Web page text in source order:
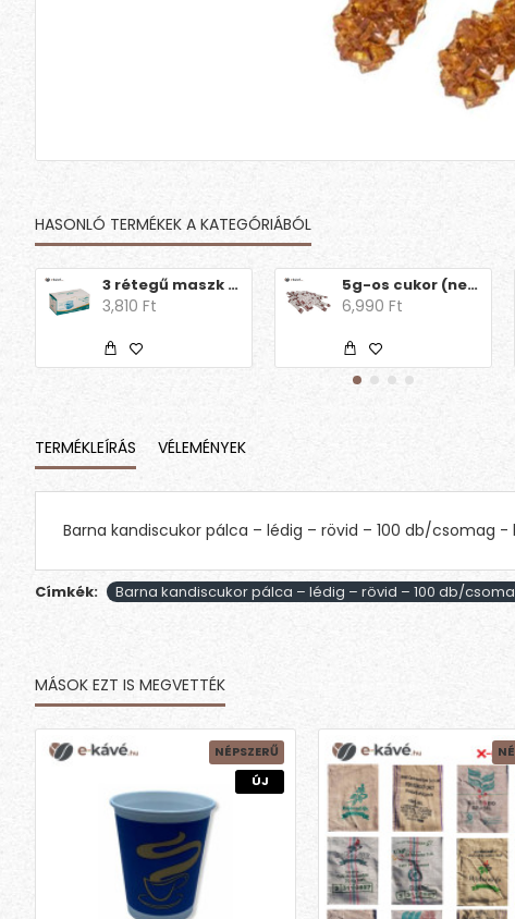
HASONLÓ TERMÉKEK A KATEGÓRIÁBÓL
3 rétegű maszk (50db)
3,810 Ft
5g-os cukor (nem brandingelt)
6,990 Ft
TERMÉKLEÍRÁS VÉLEMÉNYEK
Barna kandiscukor pálca – lédig – rövid – 100 db/csomag
Címkék: Barna kandiscukor pálca – lédig – rövid – 100 db/
MÁSOK EZT IS MEGVETTÉK
NÉPSZERŰ
ÚJ